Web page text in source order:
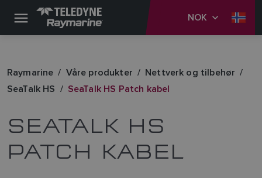
NOK
Raymarine Våre produkter
Nettverk og tilbehør
SeaTalk HS
SeaTalk HS Patch kabel
SEATALK HS
PATCH KABEL